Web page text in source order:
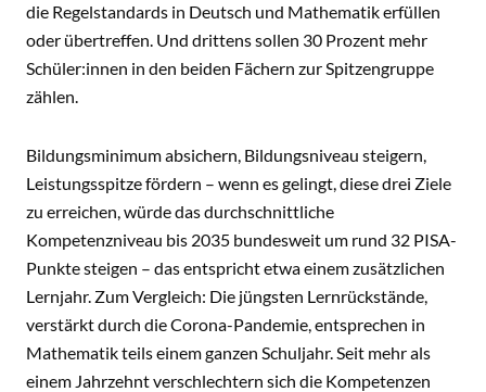
die Regelstandards in Deutsch und Mathematik erfüllen
oder übertreffen. Und drittens sollen 30 Prozent mehr
Schüler:innen in den beiden Fächern zur Spitzengruppe
zählen.
Bildungsminimum absichern, Bildungsniveau steigern,
Leistungsspitze fördern – wenn es gelingt, diese drei Ziele
zu erreichen, würde das durchschnittliche
Kompetenzniveau bis 2035 bundesweit um rund 32 PISA-
Punkte steigen – das entspricht etwa einem zusätzlichen
Lernjahr. Zum Vergleich: Die jüngsten Lernrückstände,
verstärkt durch die Corona-Pandemie, entsprechen in
Mathematik teils einem ganzen Schuljahr. Seit mehr als
einem Jahrzehnt verschlechtern sich die Kompetenzen